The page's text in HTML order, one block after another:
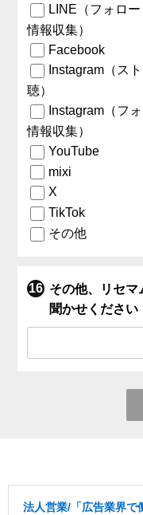
LINE（フォロ
情報収集）
Facebook
Instagram（ス
聴）
Instagram（フ
情報収集）
YouTube
mixi
X
TikTok
その他
その他、リセマ
聞かせください
法人営業/「広告業界で